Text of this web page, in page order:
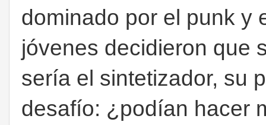
dominado por el punk y
jóvenes decidieron que
sería el sintetizador, su
desafío: ¿podían hacer